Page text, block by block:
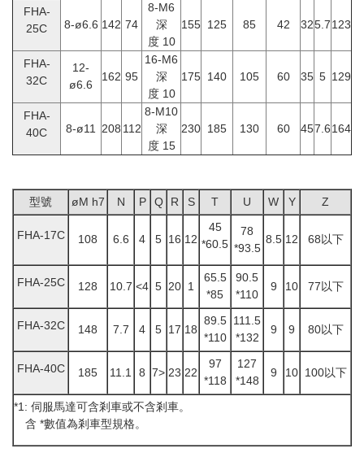
FHA-
25C
8-ø6.6 142 74
8-M6
深
度 10
155 125 85 42 325.7123
FHA-
32C
12-
ø6.6
162 95
16-M6
深
度 10
175 140 105 60 35 5 129
FHA-
40C
8-ø11 208 112
8-M10
深
度 15
230 185 130 60 457.6164
型號 øM h7 N P Q R S T U W Y Z
FHA-17C 108 6.6 4 5 16 12
45
*60.5
78
*93.5
8.5 12 68以下
FHA-25C 128 10.7 <4 5 20 1
65.5
*85
90.5
*110
9 10 77以下
FHA-32C 148 7.7 4 5 17 18
89.5
*110
111.5
*132
9 9 80以下
FHA-40C 185 11.1 8 7> 23 22
97
*118
127
*148
9 10 100以下
*1: 伺服馬達可含剎車或不含剎車。
含 *數值為剎車型規格。